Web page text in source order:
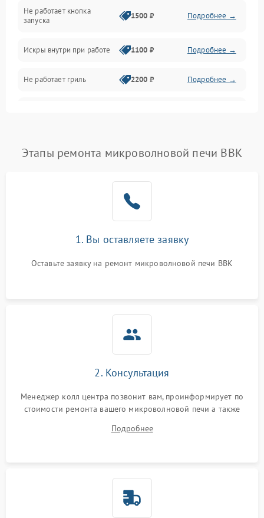
Нагрев и приготовление
Программное обеспечение
Не работает кнопка
запуска
1500 ₽ Подробнее →
Искры внутри при работе 1100 ₽ Подробнее →
Не работает гриль 2200 ₽ Подробнее →
Появление запаха гари Подробнее →
2200 ₽
Не работают сенсорные
1000 ₽
Этапы ремонта микроволновой печи BBK
1. Вы оставляете заявку
Оставьте заявку на ремонт микроволновой печи BBK
2. Консультация
Менеджер колл центра позвонит вам, проинформирует по
стоимости ремонта вашего микроволновой печи а также
Подробнее